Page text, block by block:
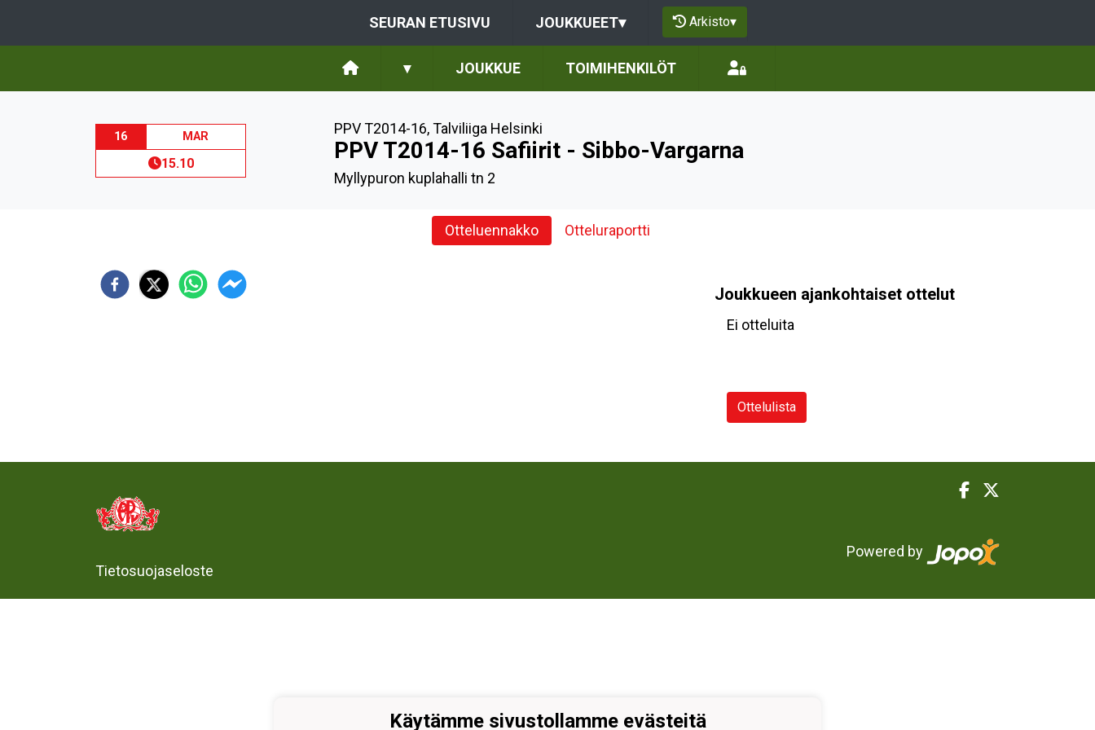
SEURAN ETUSIVU JOUKKUEET▾ Arkisto▾
▾ JOUKKUE TOIMIHENKILÖT
16 MAR
15.10
PPV T2014-16,Talviliiga Helsinki
PPV T2014-16 Safiirit - Sibbo-Vargarna
Myllypuron kuplahalli tn 2
Otteluennakko Otteluraportti
Joukkueen ajankohtaiset ottelut
Ei otteluita
Ottelulista
Tietosuojaseloste
Powered by
Käytämme sivustollamme evästeitä